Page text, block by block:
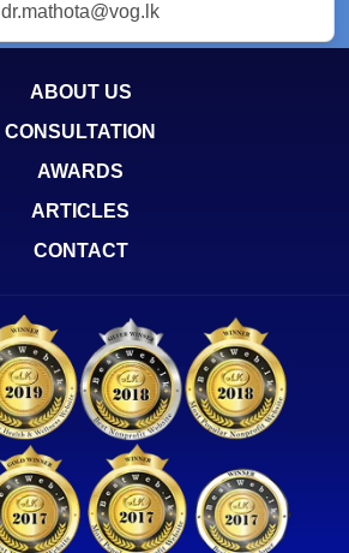
dr.mathota@vog.lk
ABOUT US
CONSULTATION
AWARDS
ARTICLES
CONTACT